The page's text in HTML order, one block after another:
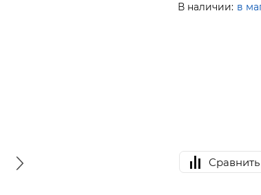
В наличии: в
Сравнить